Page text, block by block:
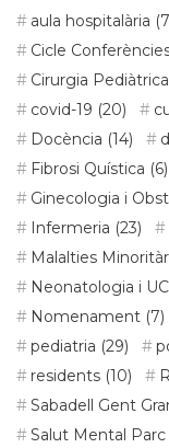
aula hospitalària
Cicle
Cirurgia Pediàtrica
covid-19 (20)
Docència (14)
Fibrosi Quística (6)
Ginecologia i
Infermeria (23)
Malalties
Neonatologia i
Nomenament (7)
pediatria (29)
residents (10)
Sabadell Gent
Salut Mental Parc